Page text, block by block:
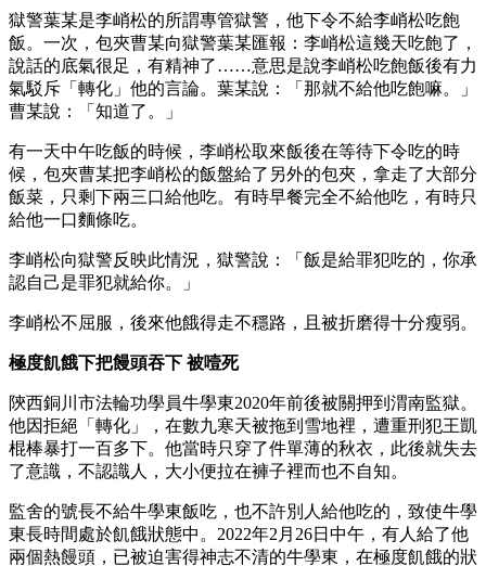
獄警葉某是李峭松的所謂專管獄警，他下令不給李峭松吃飽
飯。一次，包夾曹某向獄警葉某匯報：李峭松這幾天吃飽了，
說話的底氣很足，有精神了……意思是說李峭松吃飽飯後有力
氣駁斥「轉化」他的言論。葉某說：「那就不給他吃飽嘛。」
曹某說：「知道了。」
有一天中午吃飯的時候，李峭松取來飯後在等待下令吃的時
候，包夾曹某把李峭松的飯盤給了另外的包夾，拿走了大部分
飯菜，只剩下兩三口給他吃。有時早餐完全不給他吃，有時只
給他一口麵條吃。
李峭松向獄警反映此情況，獄警說：「飯是給罪犯吃的，你承
認自己是罪犯就給你。」
李峭松不屈服，後來他餓得走不穩路，且被折磨得十分瘦弱。
極度飢餓下把饅頭吞下 被噎死
陝西銅川市法輪功學員牛學東2020年前後被關押到渭南監獄。
他因拒絕「轉化」，在數九寒天被拖到雪地裡，遭重刑犯王凱
棍棒暴打一百多下。他當時只穿了件單薄的秋衣，此後就失去
了意識，不認識人，大小便拉在褲子裡而也不自知。
監舍的號長不給牛學東飯吃，也不許別人給他吃的，致使牛學
東長時間處於飢餓狀態中。2022年2月26日中午，有人給了他
兩個熱饅頭，已被迫害得神志不清的牛學東，在極度飢餓的狀